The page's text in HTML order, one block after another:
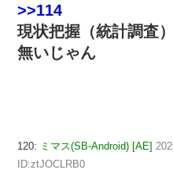
>>114
現状把握（統計調査
無いじゃん
120: ミマス(SB-Android) [AE]
ID:ztJOCLRB0